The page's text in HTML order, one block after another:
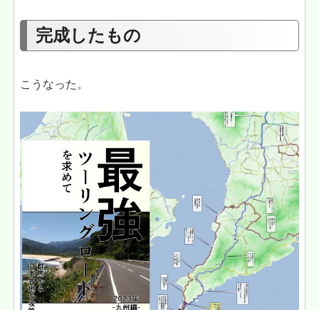
完成したもの
こうなった。